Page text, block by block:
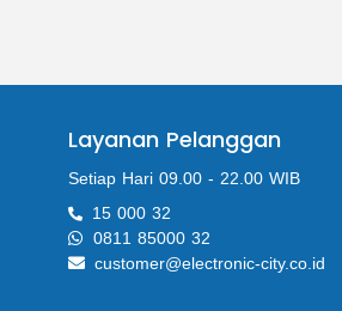
Layanan Pelanggan
Setiap Hari 09.00 - 22.00 WIB
15 000 32
0811 85000 32
customer@electronic-city.co.id